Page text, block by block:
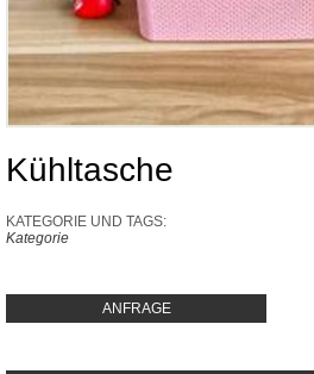
Kühltasche
KATEGORIE UND TAGS:
Kategorie
ANFRAGE